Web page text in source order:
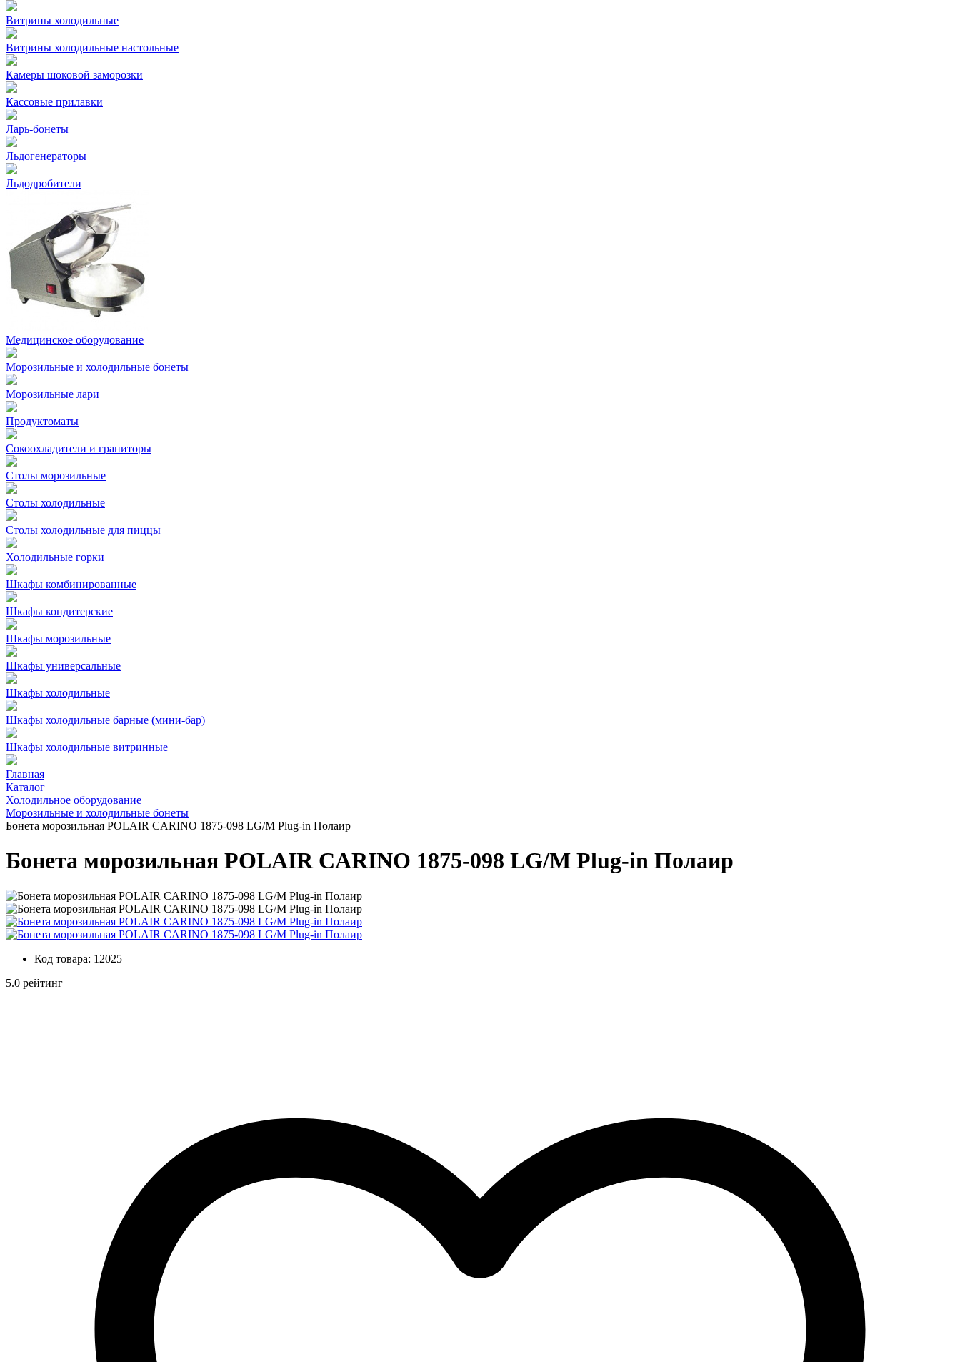
Витрины холодильные
Витрины холодильные настольные
Камеры шоковой заморозки
Кассовые прилавки
Ларь-бонеты
Льдогенераторы
Льдодробители
Медицинское оборудование
Морозильные и холодильные бонеты
Морозильные лари
Продуктоматы
Сокоохладители и граниторы
Столы морозильные
Столы холодильные
Столы холодильные для пиццы
Холодильные горки
Шкафы комбинированные
Шкафы кондитерские
Шкафы морозильные
Шкафы универсальные
Шкафы холодильные
Шкафы холодильные барные (мини-бар)
Шкафы холодильные витринные
Главная
Каталог
Холодильное оборудование
Морозильные и холодильные бонеты
Бонета морозильная POLAIR CARINO 1875-098 LG/М Plug-in Полаир
Бонета морозильная POLAIR CARINO 1875-098 LG/М Plug-in Полаир
Код товара: 12025
5.0 рейтинг